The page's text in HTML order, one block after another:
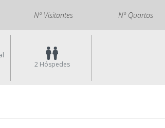
Nº Visitantes Nº Quartos
2 Hóspedes